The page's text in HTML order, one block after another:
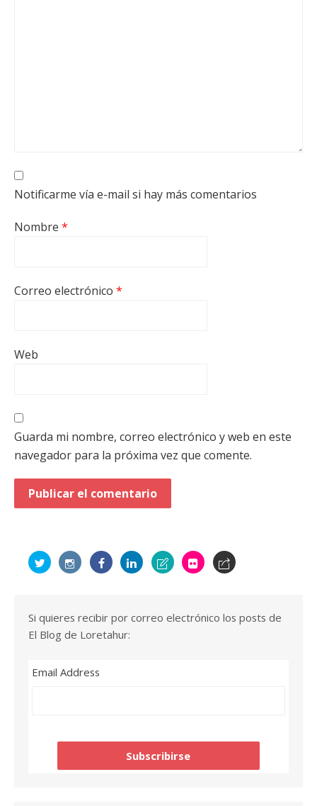
Notificarme vía e-mail si hay más comentarios
Nombre *
Correo electrónico *
Web
Guarda mi nombre, correo electrónico y web en este
navegador para la próxima vez que comente.
Si quieres recibir por correo electrónico los posts de
El Blog de Loretahur:
Email Address